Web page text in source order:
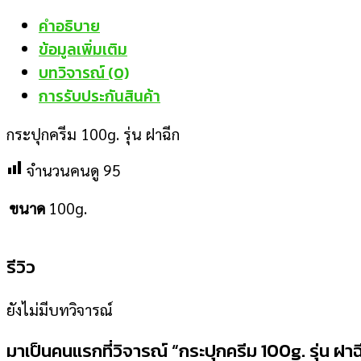
คำอธิบาย
ข้อมูลเพิ่มเติม
บทวิจารณ์ (0)
การรับประกันสินค้า
กระปุกครีม 100g. รุ่น ฝาฉีก
จำนวนคนดู 95
ขนาด 100g.
รีวิว
ยังไม่มีบทวิจารณ์
มาเป็นคนแรกที่วิจารณ์ “กระปุกครีม 100g. รุ่น ฝา